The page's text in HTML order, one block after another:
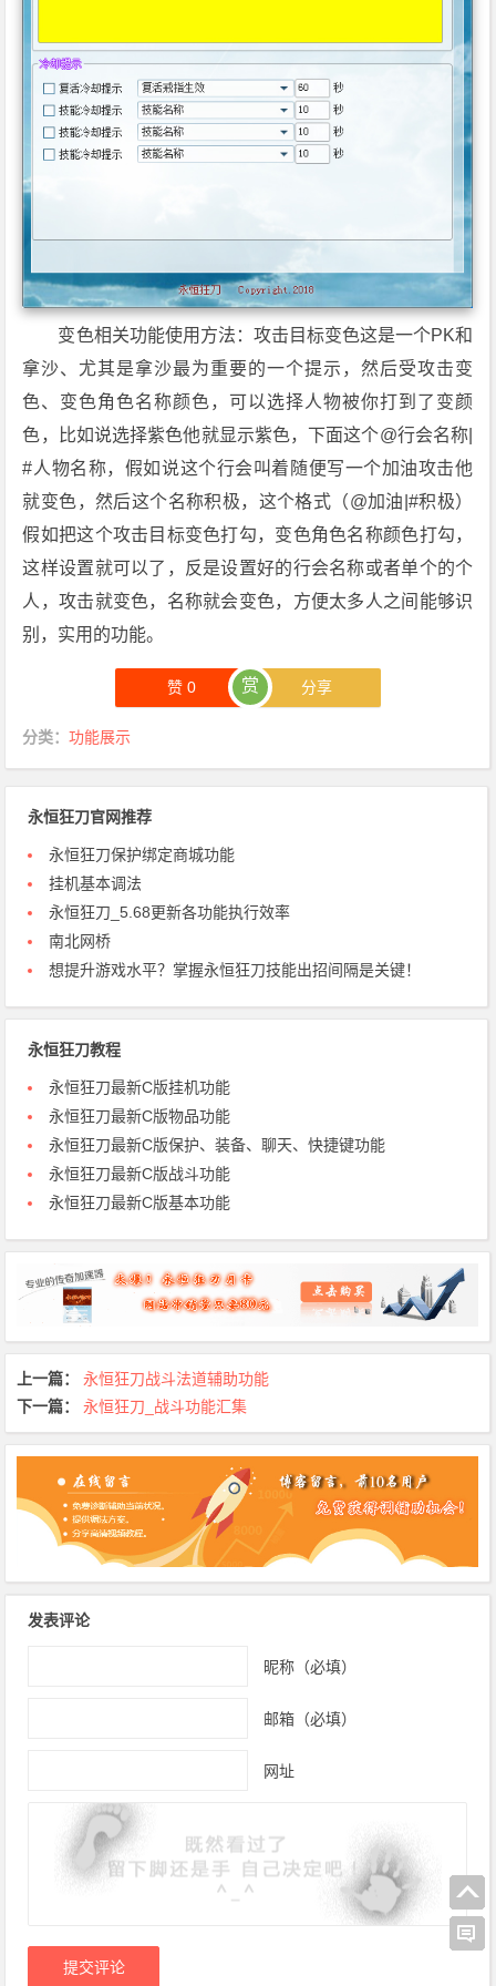
变色相关功能使用方法：攻击目标变色这是一个PK和
拿沙、尤其是拿沙最为重要的一个提示，然后受攻击变
色、变色角色名称颜色，可以选择人物被你打到了变颜
色，比如说选择紫色他就显示紫色，下面这个@行会名称|
#人物名称，假如说这个行会叫着随便写一个加油攻击他
就变色，然后这个名称积极，这个格式（@加油|#积极）
假如把这个攻击目标变色打勾，变色角色名称颜色打勾，
这样设置就可以了，反是设置好的行会名称或者单个的个
人，攻击就变色，名称就会变色，方便太多人之间能够识
别，实用的功能。
赞0 赏 分享
分类：功能展示
永恒狂刀官网推荐
永恒狂刀保护绑定商城功能
挂机基本调法
永恒狂刀_5.68更新各功能执行效率
南北网桥
想提升游戏水平？掌握永恒狂刀技能出招间隔是关键！
永恒狂刀教程
永恒狂刀最新C版挂机功能
永恒狂刀最新C版物品功能
永恒狂刀最新C版保护、装备、聊天、快捷键功能
永恒狂刀最新C版战斗功能
永恒狂刀最新C版基本功能
上一篇：
永恒狂刀战斗法道辅助功能
下一篇：
永恒狂刀_战斗功能汇集
发表评论
昵称（必填）
邮箱（必填）
网址